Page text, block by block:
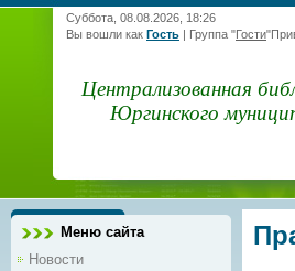
Суббота, 08.08.2026, 18:26
Вы вошли как Гость | Группа "Гости"
Централизованная
Юргинского
Меню сайта
Новости